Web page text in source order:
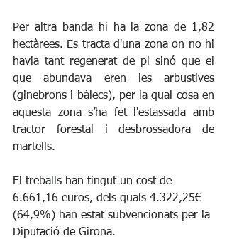
Per altra banda hi ha la zona de 1,82
hectàrees. Es tracta d'una zona on no hi
havia tant regenerat de pi sinó que el
que abundava eren les arbustives
(ginebrons i bàlecs), per la qual cosa en
aquesta zona s’ha fet l'estassada amb
tractor forestal i desbrossadora de
martells.
El treballs han tingut un cost de
6.661,16 euros, dels quals 4.322,25€
(64,9%) han estat subvencionats per la
Diputació de Girona.